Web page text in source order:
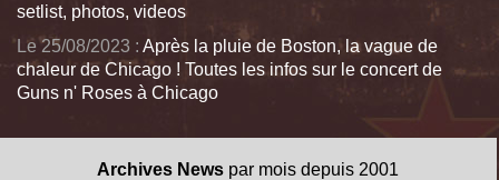
setlist, photos, videos
Le 25/08/2023 : Après la pluie de Boston, la vague de
chaleur de Chicago ! Toutes les infos sur le concert de
Guns n' Roses à Chicago
Archives News par mois depuis 2001